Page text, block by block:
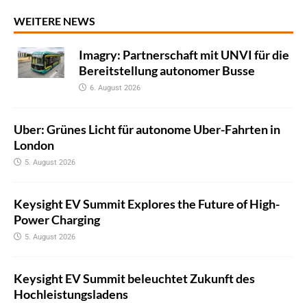
WEITERE NEWS
Imagry: Partnerschaft mit UNVI für die
Bereitstellung autonomer Busse
6. August 2026
Uber: Grünes Licht für autonome Uber-Fahrten in
London
5. August 2026
Keysight EV Summit Explores the Future of High-
Power Charging
5. August 2026
Keysight EV Summit beleuchtet Zukunft des
Hochleistungsladens